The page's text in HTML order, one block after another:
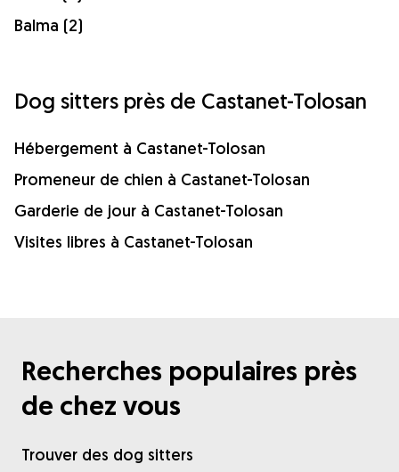
Balma (2)
Dog sitters près de Castanet-Tolosan
Hébergement à Castanet-Tolosan
Promeneur de chien à Castanet-Tolosan
Garderie de jour à Castanet-Tolosan
Visites libres à Castanet-Tolosan
Recherches populaires près
de chez vous
Trouver des dog sitters